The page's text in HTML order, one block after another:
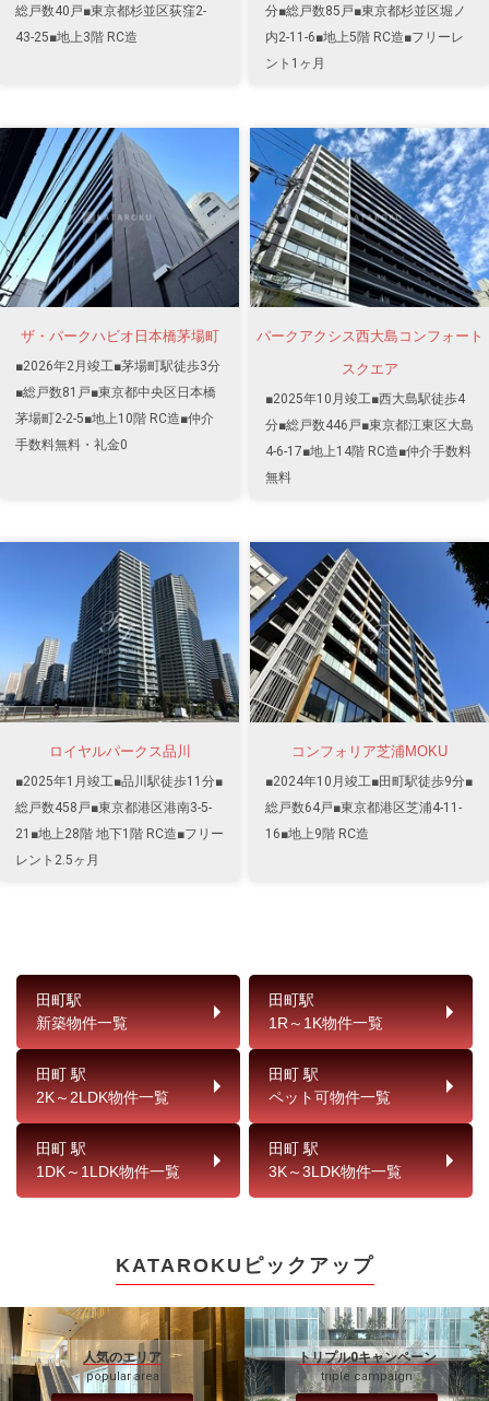
総戸数40戸■東京都杉並区荻窪2-
43-25■地上3階 RC造
分■総戸数85戸■東京都杉並区堀ノ
内2-11-6■地上5階 RC造■フリーレ
ント1ヶ月
ザ・パークハビオ日本橋茅場町
■2026年2月竣工■茅場町駅徒歩3分
■総戸数81戸■東京都中央区日本橋
茅場町2-2-5■地上10階 RC造■仲介
手数料無料・礼金0
パークアクシス西大島コンフォート
スクエア
■2025年10月竣工■西大島駅徒歩4
分■総戸数446戸■東京都江東区大島
4-6-17■地上14階 RC造■仲介手数料
無料
ロイヤルパークス品川
■2025年1月竣工■品川駅徒歩11分■
総戸数458戸■東京都港区港南3-5-
21■地上28階 地下1階 RC造■フリー
レント2.5ヶ月
コンフォリア芝浦MOKU
■2024年10月竣工■田町駅徒歩9分■
総戸数64戸■東京都港区芝浦4-11-
16■地上9階 RC造
田町駅
新築物件一覧
田町駅
1R～1K物件一覧
田町 駅
2K～2LDK物件一覧
田町 駅
ペット可物件一覧
田町 駅
1DK～1LDK物件一覧
田町 駅
3K～3LDK物件一覧
KATAROKUピックアップ
人気のエリア
popular area
トリプル0キャンペーン
triple campaign